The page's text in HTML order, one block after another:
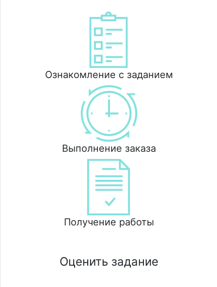
Ознакомление с заданием
Выполнение заказа
Получение работы
Оценить задание